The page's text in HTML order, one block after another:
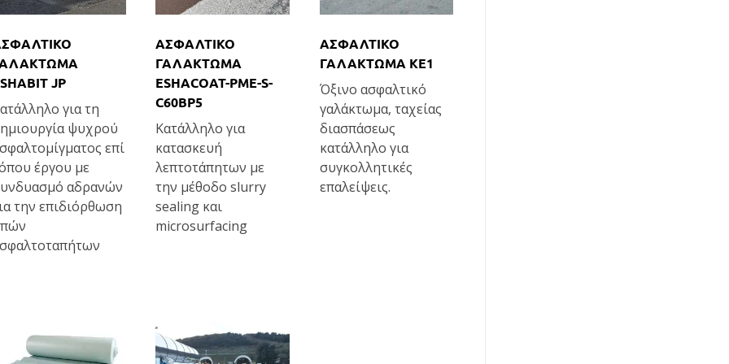
JP
για τη
ψυχρού
επί
έργου με
αδρανών
την επιδιόρθωση
ΑΣΦΑΛΤΙΚΟ
ΓΑΛΑΚΤΩΜΑ
ESHACOAT-PME-S-
C60BP5
Κατάλληλο για
κατασκευή
λεπτοτάπητων με
την μέθοδο slurry
sealing και
microsurfacing
ΑΣΦΑΛΤΙΚΟ
ΓΑΛΑΚΤΩΜΑ ΚΕ1
Όξινο ασφαλτικό
γαλάκτωμα, ταχείας
διασπάσεως
κατάλληλο για
συγκολλητικές
επαλείψεις.